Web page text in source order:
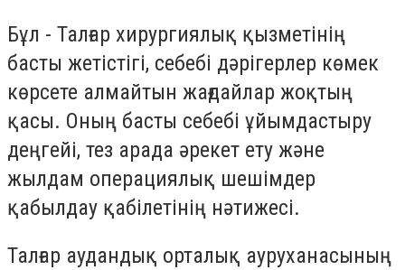
Бұл - Талғар хирургиялық қызметінің
басты жетістігі, себебі дәрігерлер көмек
көрсете алмайтын жағдайлар жоқтың
қасы. Оның басты себебі ұйымдастыру
деңгейі, тез арада әрекет ету және
жылдам операциялық шешімдер
қабылдау қабілетінің нәтижесі.
Талғар аудандық орталық ауруханасының